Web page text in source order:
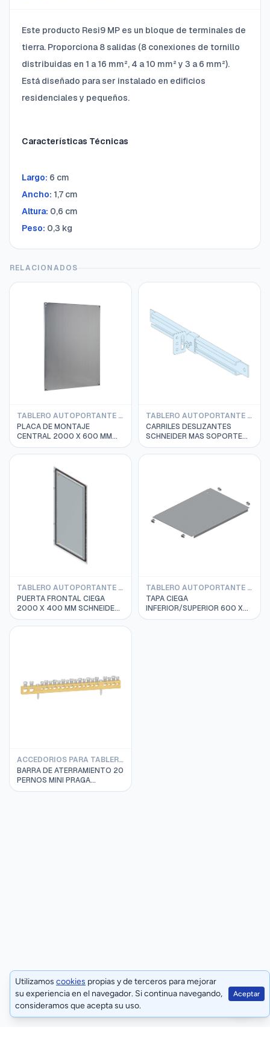
Este producto Resi9 MP es un bloque de terminales de
tierra. Proporciona 8 salidas (8 conexiones de tornillo
distribuidas en 1 a 16 mm², 4 a 10 mm² y 3 a 6 mm²).
Está diseñado para ser instalado en edificios
residenciales y pequeños.
Características Técnicas
Largo: 6 cm
Ancho: 1,7 cm
Altura: 0,6 cm
Peso: 0,3 kg
RELACIONADOS
TABLERO AUTOPORTANTE SPACIAL SF SCHNEIDER
PLACA DE MONTAJE
CENTRAL 2000 X 600 MM
SCHNEIDER NSYMP206
TABLERO AUTOPORTANTE PRISMA SCHNEIDER
CARRILES DESLIZANTES
SCHNEIDER MAS SOPORTE
ANGULAR LVS03593
TABLERO AUTOPORTANTE SPACIAL SF SCHNEIDER
PUERTA FRONTAL CIEGA
2000 X 400 MM SCHNEIDER
NSYSFD204
TABLERO AUTOPORTANTE SPACIAL SF SCHNEIDER
TAPA CIEGA
INFERIOR/SUPERIOR 600 X
400 MM SCHNEIDER
ACCEDORIOS PARA TABLEROS SCHNEIDER
BARRA DE ATERRAMIENTO 20
PERNOS MINI PRAGA
SCHNEIDER MIP99040
Utilizamos cookies propias y de terceros para mejorar
su experiencia en el navegador. Si continua navegando,
consideramos que acepta su uso.
Aceptar